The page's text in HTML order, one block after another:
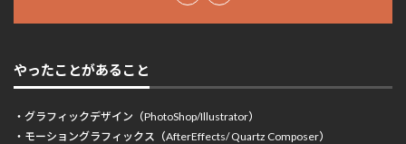
やったことがあること
・グラフィックデザイン（PhotoShop/Illustrator）
・モーショングラフィックス（AfterEffects/ Quartz Composer）